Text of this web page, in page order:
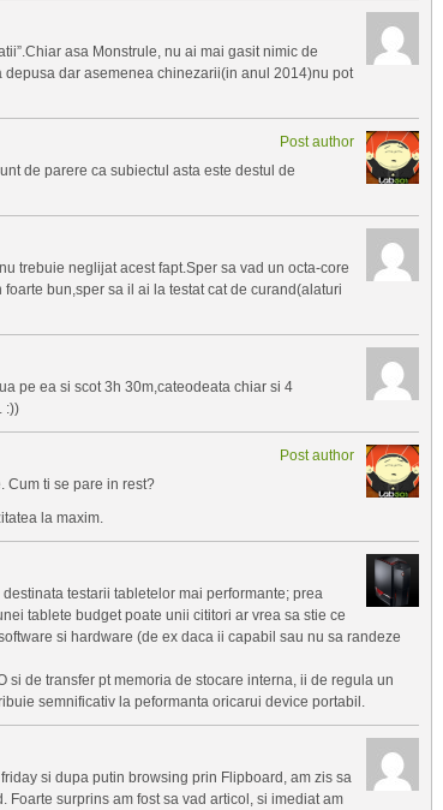
asa Monstrule, nu ai mai gasit nimic de
dar asemenea chinezarii(in anul 2014)nu pot
Post author
de parere ca subiectul asta este destul de
trebuie neglijat acest fapt.Sper sa vad un octa-core
bun,sper sa il ai la testat cat de curand(alaturi
pe ea si scot 3h 30m,cateodeata chiar si 4
:))
Post author
Cum ti se pare in rest?
la maxim.
testarii tabletelor mai performante; prea
tablete budget poate unii cititori ar vrea sa stie ce
si hardware (de ex daca ii capabil sau nu sa randeze
si de transfer pt memoria de stocare interna, ii de regula un
semnificativ la peformanta oricarui device portabil.
si dupa putin browsing prin Flipboard, am zis sa
Foarte surprins am fost sa vad articol, si imediat am